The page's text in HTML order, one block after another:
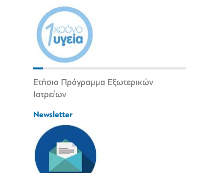
Ετήσιο Πρόγραμμα Εξωτερικών
Ιατρείων
Newsletter